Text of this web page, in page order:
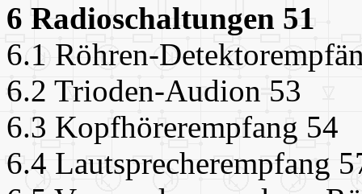
6 Radioschaltungen 51
6.1 Röhren-
6.2 Trioden-Audion 53
6.3 Kopfhörerempfang 54
6.4 Lautsprecherempfang